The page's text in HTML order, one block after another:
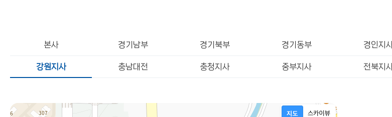
본사 경기남부 경기북부 경기동부 경인지
강원지사 충남대전 충청지사 중부지사 전북지